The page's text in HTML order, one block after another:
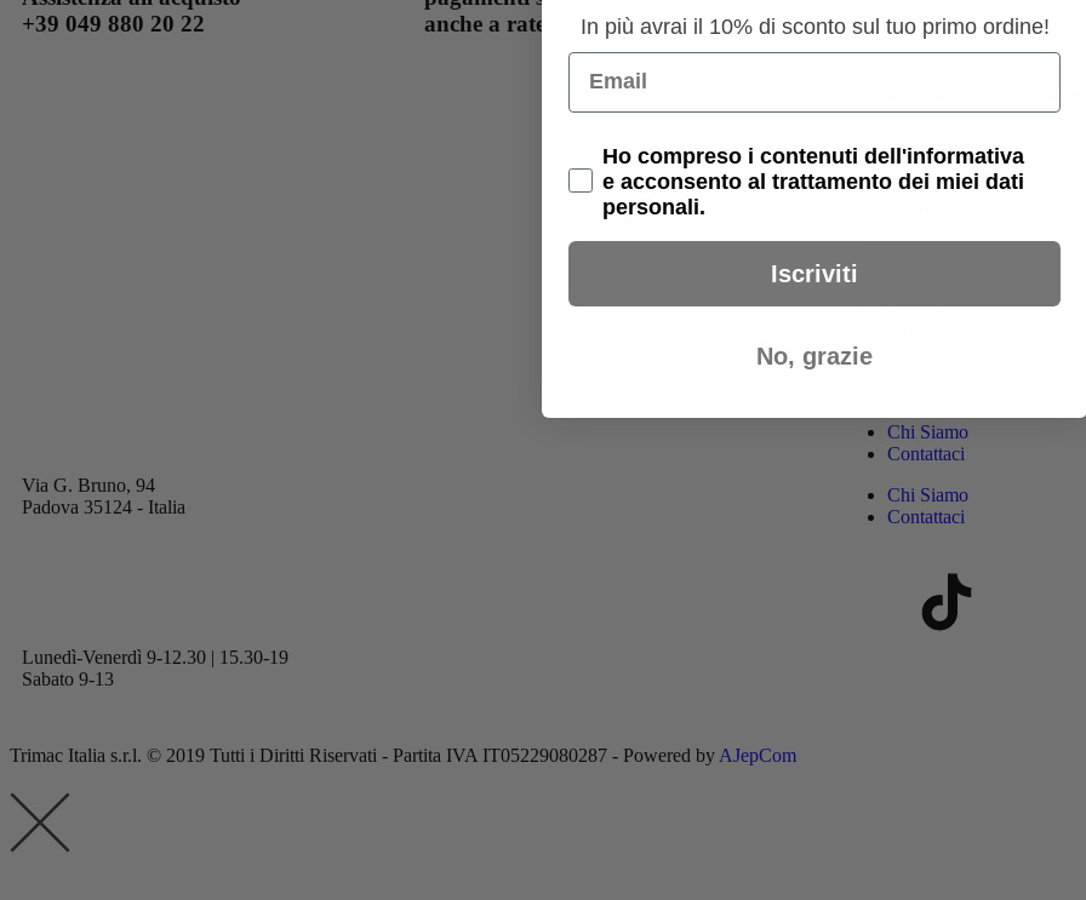
+39 049 880 20 22
anche a rate
gratis oltre 69,99€
Email
Privacy Policy
Ho compreso i
Via G. Bruno, 94
Padova 35124 - Italia
Lunedì-Venerdì 9-12.30 | 15.30-19
Sabato 9-13
Chi Siamo
Contattaci
Chi Siamo
Contattaci
Trimac Italia s.r.l. © 2019 Tutti i Diritti Riservati - Partita IVA IT05229080287 - Powered by AJepCom
In più avrai il 10% di sconto sul tuo primo ordine!
Email
Privacy Policy
Ho compreso i contenuti dell'informativa
e acconsento al trattamento dei miei dati
personali.
Iscriviti
No, grazie